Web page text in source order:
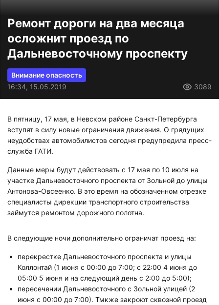
Ремонт дороги на два месяца
осложнит проезд по
Дальневосточному проспекту
Внимание опасность
16:34, 15.05.2019
3089
В пятницу, 17 мая, в Невском районе Санкт-Петербурга
вступят в силу новые ограничения движения. О грядущих
неудобствах автомобилистов сегодня предупредила пресс-
служба ГАТИ.
Данные меры будут действовать с 17 мая по 10 июля на
участке Дальневосточного проспекта от Зольной до улицы
Антонова-Овсеенко. В это время на обозначенном отрезке
специалисты дирекции транспортного строительства
займутся ремонтом дорожного полотна.
В следующие ночи дополнительно ограничат проезд на:
перекрестке Дальневосточного проспекта и улицы
Коллонтай (1 июня с 00:00 до 7:00; с 22:00 4 июня до
05:00 5 июня и на следующий день с 2:00 до 5:00);
пересечении Дальневосточного с Зольной улицей (2
июня с 00:00 до 7:00). Тмкже закроют сквозной проезд